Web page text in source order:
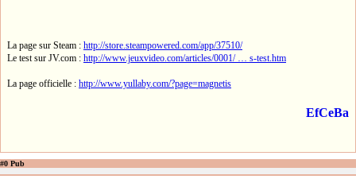
La page sur Steam : http://store.steampowered.com/app/37510/
Le test sur JV.com : http://www.jeuxvideo.com/articles/0001/ … s-test.htm
La page officielle : http://www.yullaby.com/?page=magnetis
EfCeBa
#0 Pub